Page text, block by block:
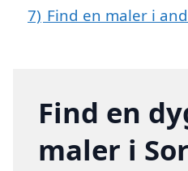
7) Find en maler i
Find en
maler i